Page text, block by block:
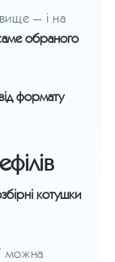
— і на
обраного
формату
котушки
можна